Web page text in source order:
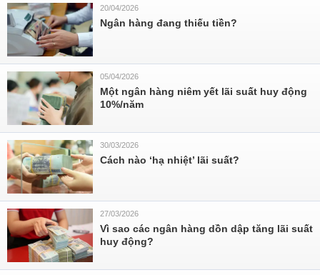
20/04/2026
Ngân hàng đang thiếu tiền?
05/04/2026
Một ngân hàng niêm yết lãi suất huy động
10%/năm
30/03/2026
Cách nào ‘hạ nhiệt’ lãi suất?
27/03/2026
Vì sao các ngân hàng dồn dập tăng lãi suất
huy động?